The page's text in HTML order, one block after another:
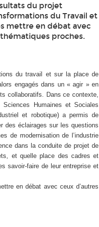
du projet
du Travail et
mettre en débat avec
proches.
du travail et sur la place de
engagés dans un « agir » en
collaboratifs. Dans ce contexte,
Humaines et Sociales
et robotique) a permis de
des éclairages sur les questions
de modernisation de l’industrie
dans la conduite de projet de
et quelle place des cadres et
savoir-faire de leur entreprise et
en débat avec ceux d’autres